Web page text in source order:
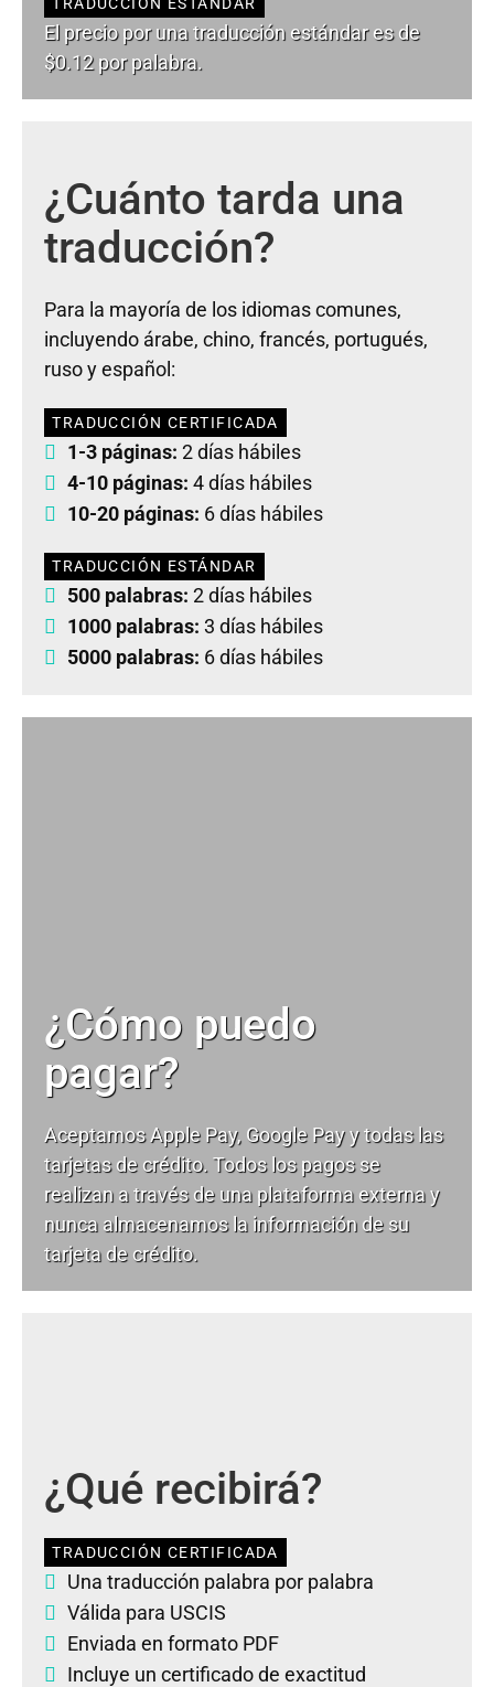
El precio por una traducción estándar es de
$0.12 por palabra.
¿Cuánto tarda una
traducción?
Para la mayoría de los idiomas comunes,
incluyendo árabe, chino, francés, portugués,
ruso y español:
TRADUCCIÓN CERTIFICADA
1-3 páginas: 2 días hábiles
4-10 páginas: 4 días hábiles
10-20 páginas: 6 días hábiles
TRADUCCIÓN ESTÁNDAR
500 palabras: 2 días hábiles
1000 palabras: 3 días hábiles
5000 palabras: 6 días hábiles
¿Cómo puedo
pagar?
Aceptamos Apple Pay, Google Pay y todas las
tarjetas de crédito. Todos los pagos se
realizan a través de una plataforma externa y
nunca almacenamos la información de su
tarjeta de crédito.
¿Qué recibirá?
TRADUCCIÓN CERTIFICADA
Una traducción palabra por palabra
Válida para USCIS
Enviada en formato PDF
Incluye un certificado de exactitud